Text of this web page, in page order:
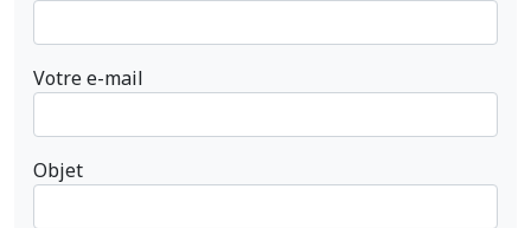
Votre e-mail
Objet